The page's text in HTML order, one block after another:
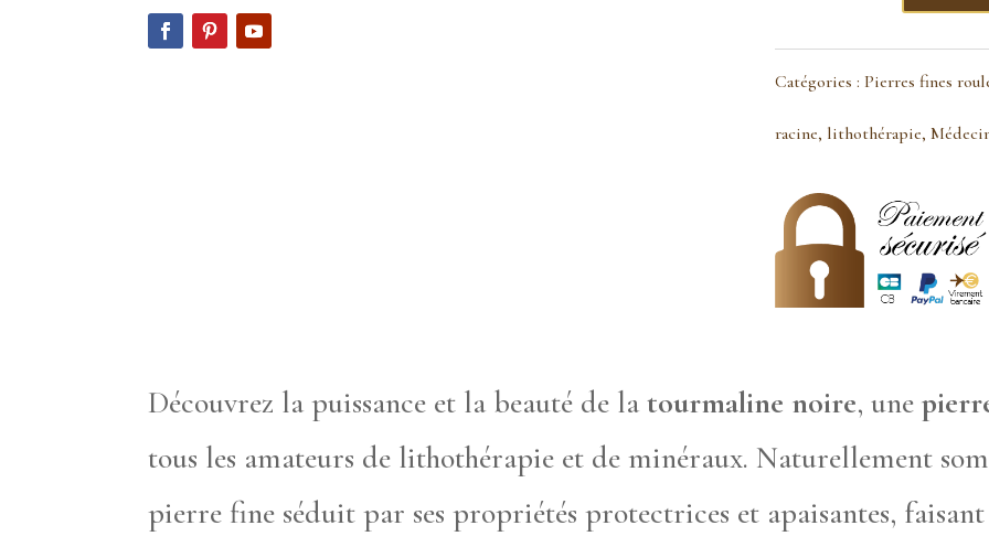
Tourmaline
noire
roulée
Catégories : Pierres fines
racine, lithothérapie,
Découvrez la puissance et la beauté de latourmaline noire, une
tous les amateurs de lithothérapie et de minéraux. Naturellement
pierre fine séduit par ses propriétés protectrices et apaisantes,